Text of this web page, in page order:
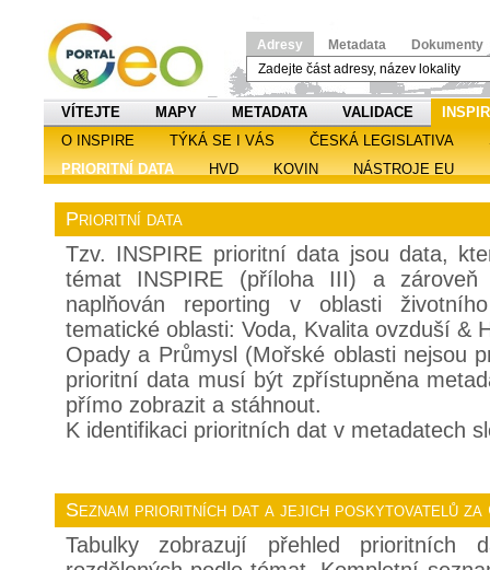
Adresy Metadata Dokumenty
VÍTEJTE MAPY METADATA VALIDACE
O INSPIRE
TÝKÁ SE I VÁS ČESKÁ LEGISLATIVA
PRIORITNÍ DATA
HVD KOVIN NÁSTROJE EU
Prioritní data
Tzv. INSPIRE prioritní data jsou data,
témat INSPIRE (příloha III) a
naplňován reporting v oblasti
tematické oblasti: Voda, Kvalita ovzduší &
Opady a Průmysl (Mořské oblasti nejsou
prioritní data musí být zpřístupněna
přímo zobrazit a stáhnout.
K identifikaci prioritních dat v metadatech
Seznam prioritních dat a jejich poskytovatelů za
Tabulky zobrazují přehled prioritních